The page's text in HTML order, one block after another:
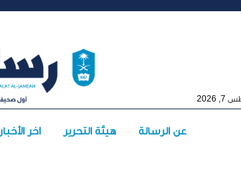
عن الرسالة هيئة التحرير آخر الأخبار